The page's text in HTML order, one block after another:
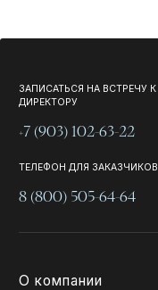
ЗАПИСАТЬСЯ НА ВСТРЕЧУ К
ДИРЕКТОРУ
+7 (903) 102-63-22
ТЕЛЕФОН ДЛЯ ЗАКАЗЧИКОВ
8 (800) 505-64-64
О компании